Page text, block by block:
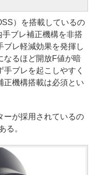
）を搭載しているの
ブレ補正機構を非搭
ブレ軽減効果を発揮し
なるほど開放F値が暗
ブレを起こしやすく
正機構搭載は必須とい
ーが採用されているの
る。